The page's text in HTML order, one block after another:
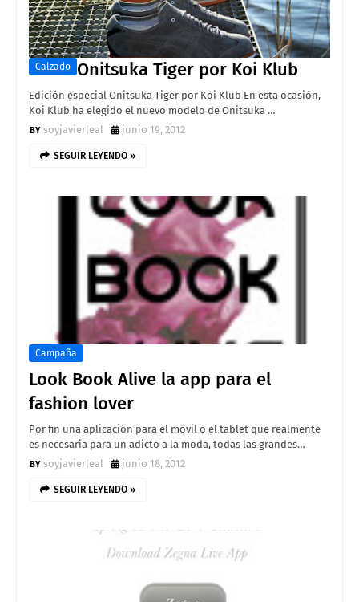
Calzado Onitsuka Tiger por Koi Klub
Edición especial Onitsuka Tiger por Koi Klub En esta ocasión,
Koi Klub ha elegido el nuevo modelo de Onitsuka …
soyjavierleal
junio 19, 2012
SEGUIR LEYENDO »
Campaña
Look Book Alive la app para el
fashion lover
Por fin una aplicación para el móvil o el tablet que realmente
es necesaria para un adicto a la moda, todas las grandes…
soyjavierleal
junio 18, 2012
SEGUIR LEYENDO »